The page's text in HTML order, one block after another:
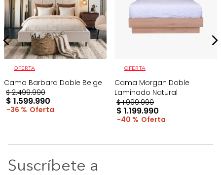
OFERTA
Cama Barbara Doble Beige
$ 2.499.990
$ 1.599.990
36 %
OFERTA
Cama Morgan Doble
Laminado Natural
$ 1.999.990
$ 1.199.990
40 %
Suscríbete a